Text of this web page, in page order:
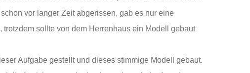
vor langer Zeit abgerissen, gab es nur eine
trotzdem sollte von dem Herrenhaus ein Modell gebaut
Aufgabe gestellt und dieses stimmige Modell gebaut.